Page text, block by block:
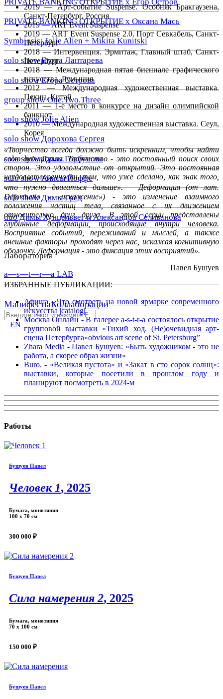
PRIVATE BANKING ОТКРЫТИЕ х Оксана Мась
Symbiosis: Jolie Alien + Mikita Kunitski
solo show Егора Лаптарева
solo show Егора Острова
group show One.Two.Three
solo show Jolie Alien
solo show Дорохова Сергея
solo show Димы Горбунова
solo show Алисы Йоффе
solo show Димы Гред
duo Димы Хунцельвег и Александра Селиванова
Лаборатория
a—s—t—r—a LAB
МанифестыКоллаборации
EN
2019 — Арт-событие Suspense. Особняк Бракгаузена,
Санкт-Петербург, Россия
2019 — ART Event Suspense
2019 — ART Event Suspense 2.0. Порт Севкабель, Санкт-
Петербург
2018 — Интервенция. Эрмитаж, Главный штаб, Санкт-
Петербург
2018 — Международная пятая биеннале графического
искусства. Румыния
2012 — Международная художественная выставка.
Пекин, Китай
2011 — 1-е место в конкурсе на дизайн олимпийской
банкнот
2010 — Международная художественная выставка. Сеул,
Корея
«Творчество всегда должно быть искренним, чтобы найти
свою аудиторию. Творчество - это постоянный поиск своих
сторон. Это удовольствие от открытий. Это постоянная
неудовлетворенность тем, что уже сделано, как знак того,
что нужно двигаться дальше». Деформация (от лат.
Deformatio - «искажение») - это изменение взаимного
положения частиц тела, связанное с их движением
относительно друг друга. В этой серии представлены
глубинные деформации, происходящие внутри человека.
Восприятие событий, переживаний и мыслей, а также
внешние факторы проходят через нас, искажая когнитивную
оболочку. Деформация - это фиксация этих восприятий».
Павел Бушуев
ИЗБРАННЫЕ ПУБЛИКАЦИИ:
Афиша - Что смотреть на новой ярмарке современного
искусства |catalog|
Москва Онлайн - В галерее a-s-t-r-a состоялось открытие
групповой выставки «Тихий ход. (Не)очевидная арт-
сцена Петербурга»obvious art scene of St. Petersburg”
Zhara Media - Павел Бушуев: «Быть художником - это не
работа, а скорее образ жизни»
Buro. - «Великая пустота» и «Закат в сто сорок солнц»:
выставки, которые посетили в прошлом году и
планируют посмотреть в 2024-м
Работы
Бушуев Павел
Человек 1, 2025
Бумага, монотипия
100 х 70 см
300 000 ₽
Бушуев Павел
Сила намерения 2, 2025
Бумага, монотипия
70 х 100 см
150 000 ₽
Бушуев Павел